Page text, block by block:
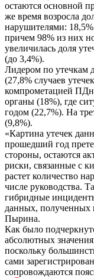
остаются основной
же время возросла
нарушителями: 18,5%
причем 98% из них
увеличилась доля
(до 3,4%).
Лидером по утечкам
(27,8% случаев
компрометацией
органы (18%), где
годом (22,7%). На
(9,8%).
«Картина утечек
прошедший год
стороны, остаются
риски, связанные с
растет количество
числе руководства.
гибридные
данных, полученных
Пырина.
Как было
абсолютных
поскольку
сами
сопровождаются